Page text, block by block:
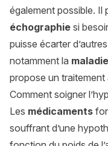
également possible. Il
échographie si
puisse écarter
notamment la
propose un traitement
Comment soigner
Les médicaments
souffrant d’une